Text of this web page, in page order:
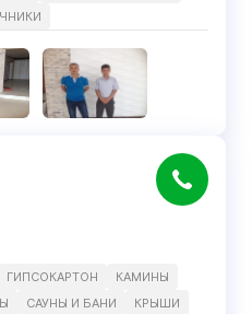
ГИПСОКАРТОН
КАМИНЫ
САУНЫ И БАНИ
КРЫШИ